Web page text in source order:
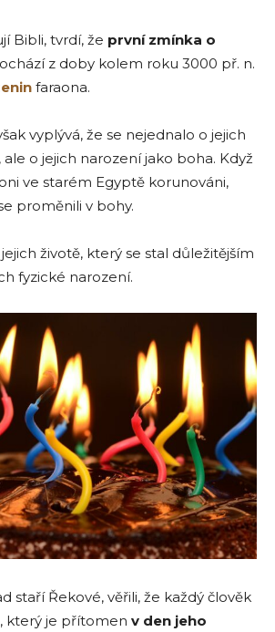
Bibli, tvrdí, že první zmínka o
z doby kolem roku 3000 př. n.
faraona.
vyplývá, že se nejednalo o jejich
ale o jejich narození jako boha. Když
ve starém Egyptě korunováni,
proměnili v bohy.
životě, který se stal důležitějším
fyzické narození.
staří Řekové, věřili, že každý člověk
který je přítomen v den jeho